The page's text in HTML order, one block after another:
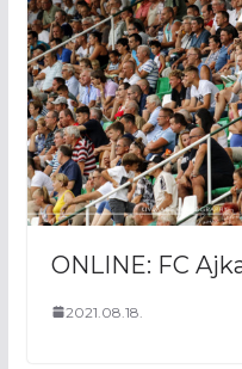
ONLINE: FC
2021.08.18.